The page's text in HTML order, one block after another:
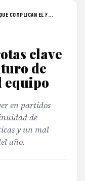
COMPLICAN EL F...
clave
de
equipo
en partidos
de
y un mal
año.